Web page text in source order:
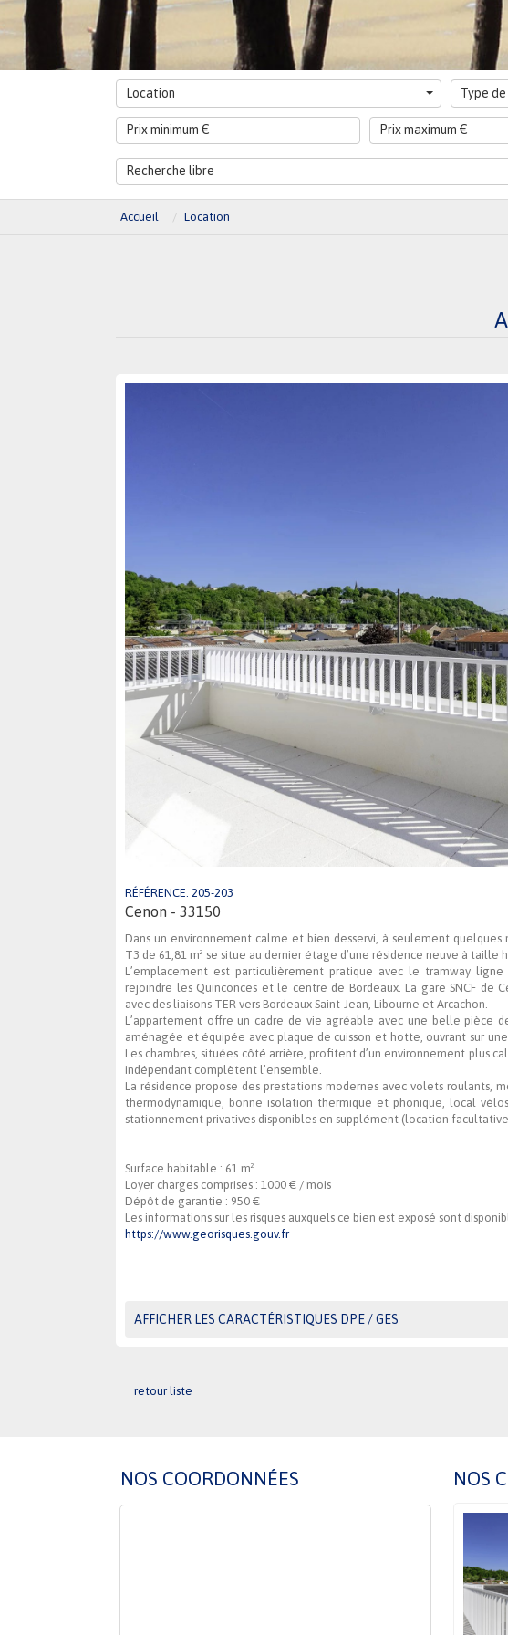
Location Type
Accueil Location
RÉFÉRENCE. 205-203
Cenon - 33150
Dans un environnement calme et bien desservi, à seulement
T3 de 61,81 m² se situe au dernier étage d’une résidence neuve à
L’emplacement est particulièrement pratique avec le tramway
rejoindre les Quinconces et le centre de Bordeaux. La gare SNCF de
avec des liaisons TER vers Bordeaux Saint-Jean, Libourne et Arcachon.
L’appartement offre un cadre de vie agréable avec une belle pièce
aménagée et équipée avec plaque de cuisson et hotte, ouvrant sur
Les chambres, situées côté arrière, profitent d’un environnement plus
indépendant complètent l’ensemble.
La résidence propose des prestations modernes avec volets roulants,
thermodynamique, bonne isolation thermique et phonique, local
stationnement privatives disponibles en supplément (location
Surface habitable : 61 m²
Loyer charges comprises : 1000 € / mois
Dépôt de garantie : 950 €
Les informations sur les risques auxquels ce bien est exposé sont
https://www.georisques.gouv.fr
AFFICHER LES CARACTÉRISTIQUES DPE / GES
retour liste
NOS COORDONNÉES NOS